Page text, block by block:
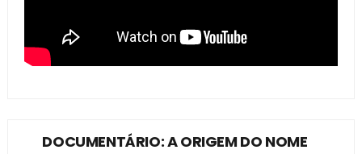
DOCUMENTÁRIO: A ORIGEM DO NOME